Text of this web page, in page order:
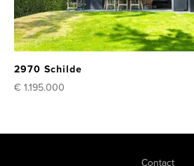
2970 Schilde
€ 1.195.000
Contact